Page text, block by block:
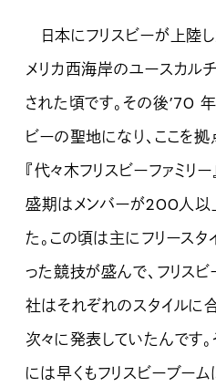
日本にフリスビーが上陸
メリカ西海岸のユースカル
された頃です。その後’70
ビーの聖地になり、ここを
『代々木フリスビーファミリ
盛期はメンバーが2‌0‌0人以
た。この頃は主にフリースタ
った競技が盛んで、フリス
社はそれぞれのスタイルに
次々に発表していたんです。
には早くもフリスビーブー